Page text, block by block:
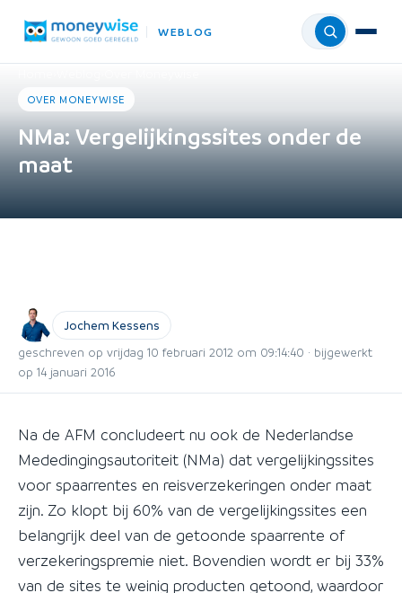
WEBLOG Menu
OVER MONEYWISE
NMa: Vergelijkingssites onder de
maat
Jochem Kessens
geschreven op vrijdag 10 februari 2012 om 09:14:40 · bijgewerkt
op 14 januari 2016
Na de AFM concludeert nu ook de Nederlandse
Mededingingsautoriteit (NMa) dat vergelijkingssites
voor spaarrentes en reisverzekeringen onder maat
zijn. Zo klopt bij 60% van de vergelijkingssites een
belangrijk deel van de getoonde spaarrente of
verzekeringspremie niet. Bovendien wordt er bij 33%
van de sites te weinig producten getoond, waardoor